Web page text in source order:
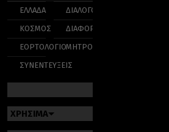
ΕΛΛΑΔΑ
ΚΟΣΜΟΣ
ΕΟΡΤΟΛΟΓΙΟ
ΣΥΝΕΝΤΕΥΞΕΙΣ
ΔΙΑΛΟΓΟΣ
ΔΙΑΦΟΡΑ
ΜΗΤΡΟΠΟΛΕΙΣ
ΧΡΗΣΙΜΑ